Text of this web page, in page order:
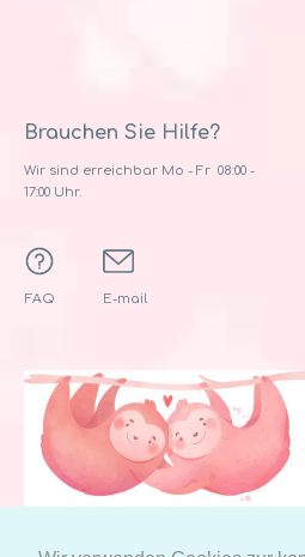
Brauchen Sie Hilfe?
Wir sind erreichbar Mo - Fr 08:00 -
17:00 Uhr.
FAQ E-mail